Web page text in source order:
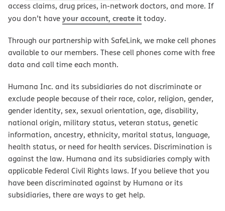
access claims, drug prices, in-network doctors, and more. If
you don’t haveyour account, create ittoday.
Through our partnership with SafeLink, we make cell phones
available to our members. These cell phones come with free
data and call time each month.
Humana Inc. and its subsidiaries do not discriminate or
exclude people because of their race, color, religion, gender,
gender identity, sex, sexual orientation, age, disability,
national origin, military status, veteran status, genetic
information, ancestry, ethnicity, marital status, language,
health status, or need for health services. Discrimination is
against the law. Humana and its subsidiaries comply with
applicable Federal Civil Rights laws. If you believe that you
have been discriminated against by Humana or its
subsidiaries, there are ways to get help.